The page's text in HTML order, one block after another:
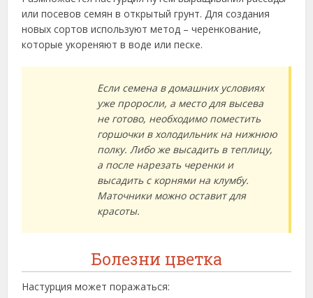
или посевов семян в открытый грунт. Для создания
новых сортов используют метод – черенкование,
которые укореняют в воде или песке.
Если семена в домашних условиях
уже проросли, а место для высева
не готово, необходимо поместить
горшочки в холодильник на нижнюю
полку. Либо же высадить в теплицу,
а после нарезать черенки и
высадить с корнями на клумбу.
Маточники можно оставит для
красоты.
Болезни цветка
Настурция может поражаться: